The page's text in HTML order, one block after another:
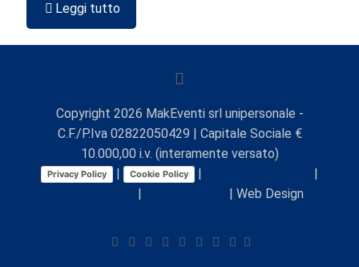
Leggi tutto
Copyright 2026 MakEventi srl unipersonale -
C.F./P.Iva 02822050429 | Capitale Sociale €
10.000,00 i.v. (interamente versato)
Privacy Policy | Cookie Policy |
|
|
| Web Design